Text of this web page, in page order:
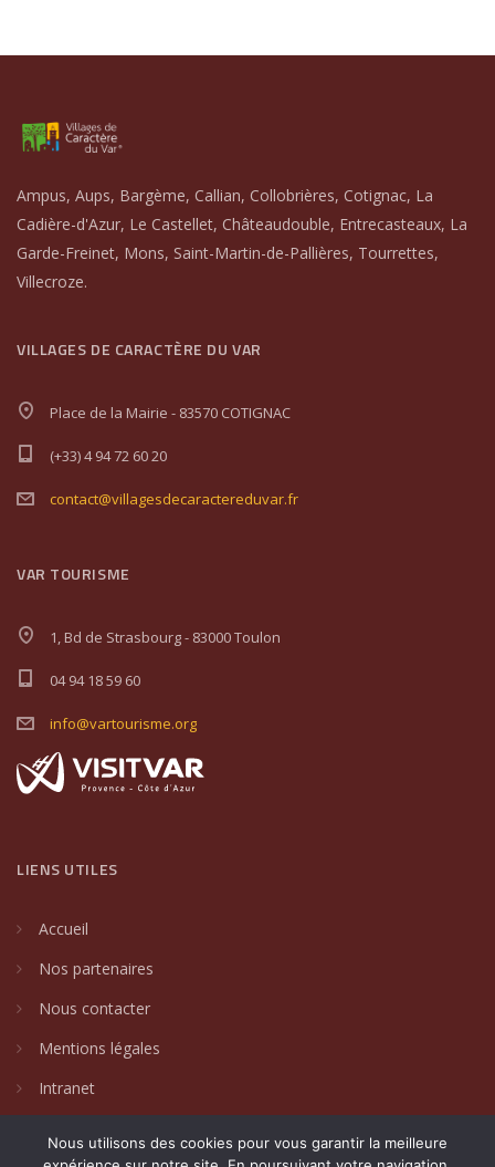
Ampus, Aups, Bargème, Callian, Collobrières, Cotignac, La
Cadière-d'Azur, Le Castellet, Châteaudouble, Entrecasteaux, La
Garde-Freinet, Mons, Saint-Martin-de-Pallières, Tourrettes,
Villecroze.
VILLAGES DE CARACTÈRE DU VAR
Place de la Mairie - 83570 COTIGNAC
(+33) 4 94 72 60 20
contact@villagesdecaractereduvar.fr
VAR TOURISME
1, Bd de Strasbourg - 83000 Toulon
04 94 18 59 60
info@vartourisme.org
LIENS UTILES
Accueil
Nos partenaires
Nous contacter
Mentions légales
Intranet
Nous utilisons des cookies pour vous garantir la meilleure